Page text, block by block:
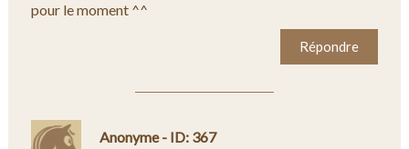
pour le moment ^^
Répondre
Anonyme - ID: 367